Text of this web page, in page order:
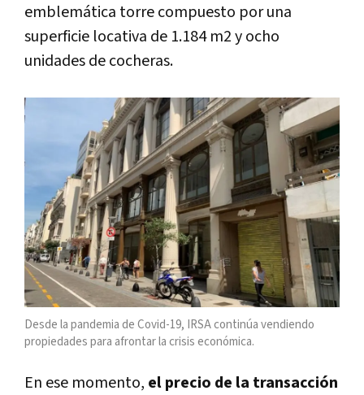
emblemática torre compuesto por una
superficie locativa de 1.184 m2 y ocho
unidades de cocheras.
Desde la pandemia de Covid-19, IRSA continúa vendiendo
propiedades para afrontar la crisis económica.
En ese momento, el precio de la transacción